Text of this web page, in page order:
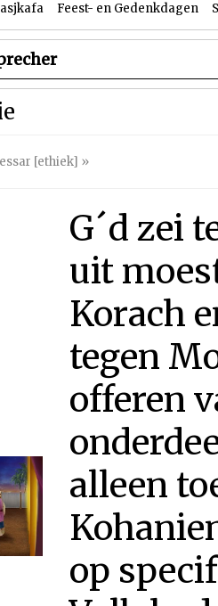
Feest- en Gedenkdagen
[ethiek] »
G´d zei
uit
Korach
tegen
offeren
alleen
op